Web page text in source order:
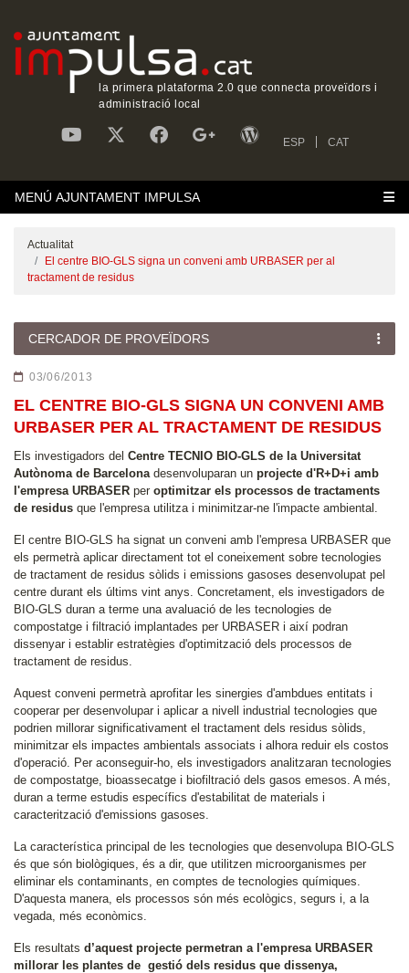
la primera plataforma 2.0 que connecta proveïdors i
administració local
ESP CAT
MENÚ AJUNTAMENT IMPULSA
Actualitat
El centre BIO-GLS signa un conveni amb URBASER per al
tractament de residus
CERCADOR DE PROVEÏDORS
03/06/2013
EL CENTRE BIO-GLS SIGNA UN CONVENI AMB
URBASER PER AL TRACTAMENT DE RESIDUS
Els investigadors del Centre TECNIO BIO-GLS de la Universitat
Autònoma de Barcelona desenvoluparan un projecte d'R+D+i amb
l'empresa URBASER per optimitzar els processos de tractaments
de residus que l'empresa utilitza i minimitzar-ne l'impacte ambiental.
El centre BIO-GLS ha signat un conveni amb l'empresa URBASER que
els permetrà aplicar directament tot el coneixement sobre tecnologies
de tractament de residus sòlids i emissions gasoses desenvolupat pel
centre durant els últims vint anys. Concretament, els investigadors de
BIO-GLS duran a terme una avaluació de les tecnologies de
compostatge i filtració implantades per URBASER i així podran
dissenyar i establir estratègies d'optimització dels processos de
tractament de residus.
Aquest conveni permetrà aprofitar les sinergies d'ambdues entitats i
cooperar per desenvolupar i aplicar a nivell industrial tecnologies que
podrien millorar significativament el tractament dels residus sòlids,
minimitzar els impactes ambientals associats i alhora reduir els costos
d'operació. Per aconseguir-ho, els investigadors analitzaran tecnologies
de compostatge, bioassecatge i biofiltració dels gasos emesos. A més,
duran a terme estudis específics d'estabilitat de materials i
caracterització d'emissions gasoses.
La característica principal de les tecnologies que desenvolupa BIO-GLS
és que són biològiques, és a dir, que utilitzen microorganismes per
eliminar els contaminants, en comptes de tecnologies químiques.
D'aquesta manera, els processos són més ecològics, segurs i, a la
vegada, més econòmics.
Els resultats d’aquest projecte permetran a l'empresa URBASER
millorar les plantes de gestió dels residus que dissenya,